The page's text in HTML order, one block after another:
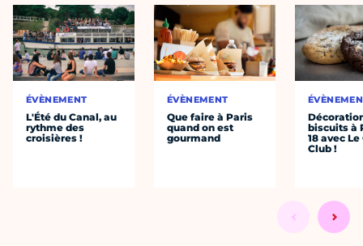
ÉVÈNEMENT
L'Été du Canal, au
rythme des
croisières !
ÉVÈNEMENT
Que faire à Paris
quand on est
gourmand
biscuits à
18 avec
Club !